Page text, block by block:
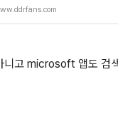
电影,福利资源,技术教程,
니고 microsoft 앱도 검